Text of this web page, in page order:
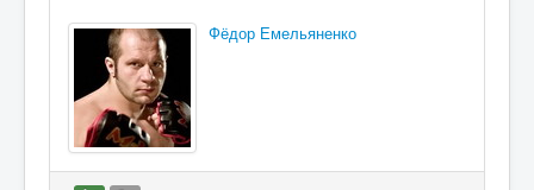
Фёдор Емельяненко